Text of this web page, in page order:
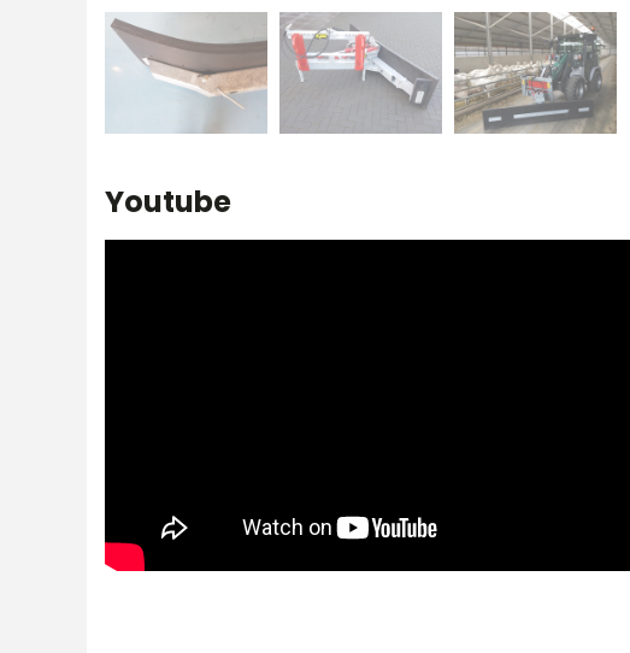
Youtube